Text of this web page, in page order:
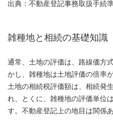
出典：不動産登記事務取扱手続
雑種地と相続の基礎知識
通常、土地の評価は、路線価方
かし、雑種地は土地評価の倍率
土地の相続税評価額は、相続発
れ、とくに、雑種地の評価単位
す。不動産登記上の地目は関係あ